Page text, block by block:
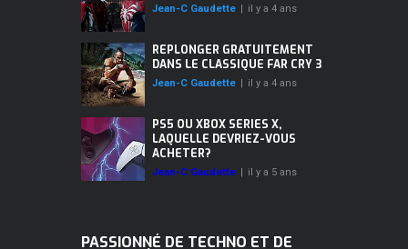
Jean-C Gaudette | il y a 4 ans
REPLONGER GRATUITEMENT
DANS LE CLASSIQUE FAR CRY 3
Jean-C Gaudette | il y a 4 ans
PS5 OU XBOX SERIES X,
LAQUELLE DEVRIEZ-VOUS
ACHETER?
Jean-C Gaudette | il y a 5 ans
PASSIONNÉ DE TECHNO ET DE